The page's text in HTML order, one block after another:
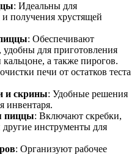
: Идеальны для
получения хрустящей
: Обеспечивают
для приготовления
а также пирогов.
печи от остатков теста
и скрины: Удобные решения
инвентаря.
пиццы: Включают скребки,
инструменты для
: Организуют рабочее